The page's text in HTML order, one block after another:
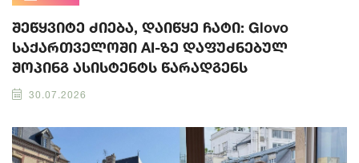
შეწყვიტე ძიება, დაიწყე ჩატი: Glovo
საქართველოში AI-ზე დაფუძნებულ
შოპინგ ასისტენტს წარადგენს
30.07.2026